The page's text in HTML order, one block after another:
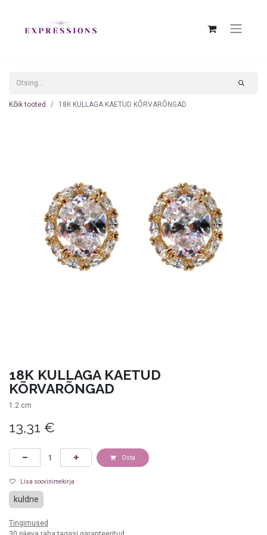
Kõik tooted 18K KULLAGA KAETUD KÕRVARÕNGAD
18K KULLAGA KAETUD
KÕRVARÕNGAD
1.2 cm
13,31 €
Osta
Lisa soovinimekirja
kuldne
Tingimused